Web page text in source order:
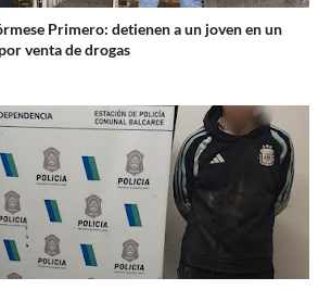
Primero: detienen a un joven en un
venta de drogas